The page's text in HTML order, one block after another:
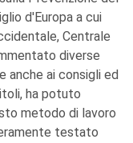
d'Europa a cui
Centrale
diverse
anche ai consigli ed
ha potuto
metodo di lavoro
testato